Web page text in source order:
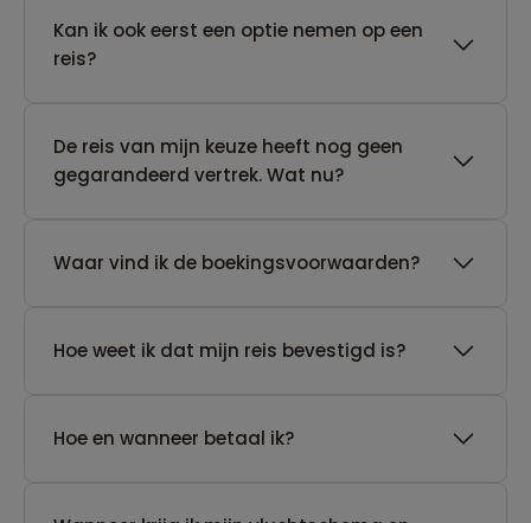
Kan ik ook eerst een optie nemen op een
reis?
De reis van mijn keuze heeft nog geen
gegarandeerd vertrek. Wat nu?
Waar vind ik de boekingsvoorwaarden?
Hoe weet ik dat mijn reis bevestigd is?
Hoe en wanneer betaal ik?